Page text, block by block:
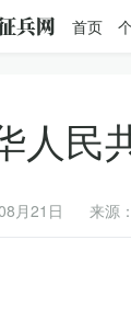
首页
人民
月21日 来源